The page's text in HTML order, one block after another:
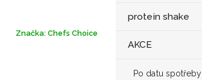
protein shake
AKCE
Po datu spotřeby
Značka: Chefs Choice